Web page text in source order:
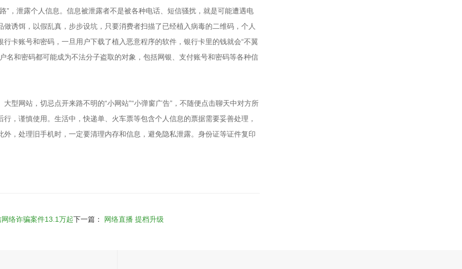
”，泄露个人信息。信息被泄露者不是被各种电话、短信骚扰，就是可能遭遇电
诱饵，以假乱真，步步设坑，只要消费者扫描了已经植入病毒的二维码，个人
卡账号和密码，一旦用户下载了植入恶意程序的软件，银行卡里的钱就会“不翼
名和密码都可能成为不法分子盗取的对象，包括网银、支付账号和密码等各种信
型网站，切忌点开来路不明的“小网站”“小弹窗广告”，不随便点击聊天中对方所
，谨慎使用。生活中，快递单、火车票等包含个人信息的票据需要妥善处理，
，处理旧手机时，一定要清理内存和信息，避免隐私泄露。身份证等证件复印
络诈骗案件13.1万起下一篇： 网络直播 提档升级